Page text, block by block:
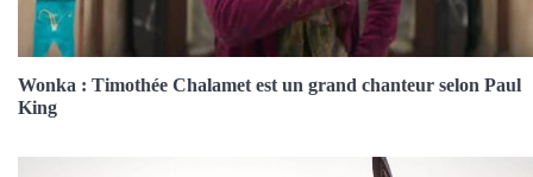
Wonka : Timothée Chalamet est un grand chanteur selon Paul
King